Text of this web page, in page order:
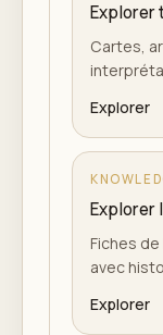
Explorer
Cartes,
Explorer
Explorer
Fiches
avec
Explorer